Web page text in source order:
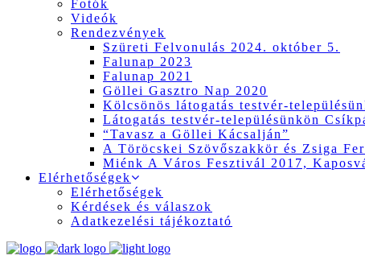
Fotók
Videók
Rendezvények
Szüreti Felvonulás 2024. október 5.
Falunap 2023
Falunap 2021
Göllei Gasztro Nap 2020
Kölcsönös látogatás testvér-
Látogatás testvér-településünkön
“Tavasz a Göllei Kácsalján”
A Töröcskei Szövőszakkör és Zsiga
Miénk A Város Fesztivál 2017,
Elérhetőségek
Elérhetőségek
Kérdések és válaszok
Adatkezelési tájékoztató